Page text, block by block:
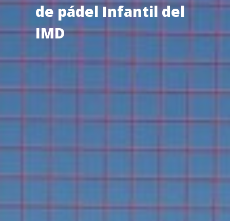
de pádel Infantil del
IMD